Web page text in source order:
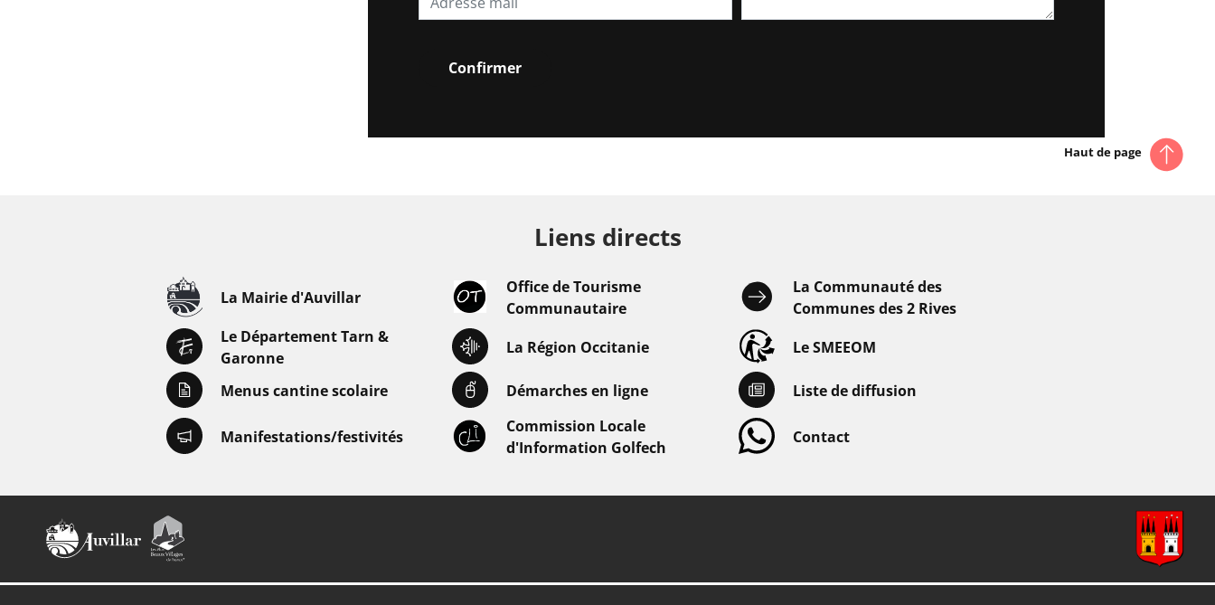
Confirmer
Haut de page
Liens directs
La Mairie d'Auvillar
Office de Tourisme
Communautaire
La Communauté des
Communes des 2 Rives
Le Département Tarn &
Garonne
La Région Occitanie Le SMEEOM
Menus cantine scolaire Démarches en ligne Liste de diffusion
Manifestations/festivités
Commission Locale
d'Information Golfech
Contact